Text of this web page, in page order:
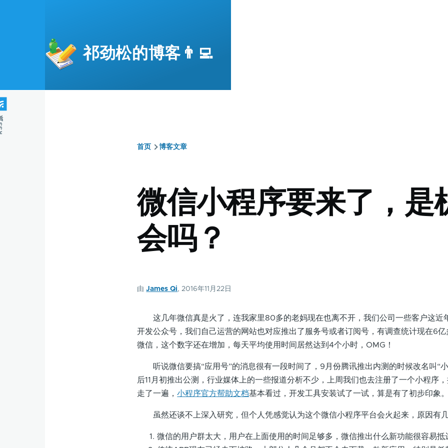
祁劲松的博客👨‍💻
包
屑
首页 博客文章
微信小程序要来了，是
会吗？
由James Qi, 2016年11月22日
这几年微信真是火了，连我家里80多的老妈现在也离不开，我们公司一些客户这近
开发公众号，我们自己运营的网站也对应推出了服务号或者订阅号，有调查统计现在6
微信，这个数字还在增加，每天平均使用时间居然达到4个小时，OMG！
听说微信要搞“应用号”的消息很有一段时间了，9月份腾讯推出内测的时候改名叫“
后11月初推出公测，行业媒体上的一些报道分析不少，上周我们也去注册了一个小程序
走了一遍，小程序官方帮助文档基本看过，开发工具安装试了一试，算是有了初步印象
虽然还谈不上深入研究，但个人凭感觉认为这个微信小程序平台会火起来，原因有
微信的用户群太大，用户在上面使用的时间足够多，微信推出什么新功能很容易抵